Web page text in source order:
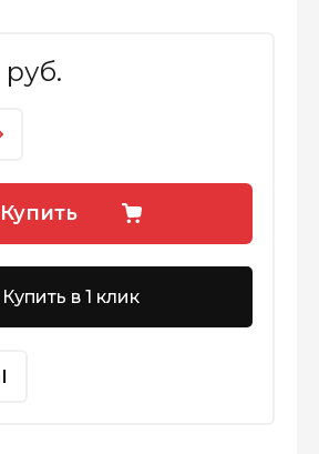
руб.
Купить
Купить в 1 клик